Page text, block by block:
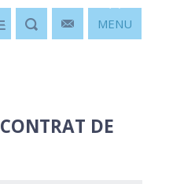
MENU
CONTRAT DE